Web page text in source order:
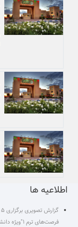
اطلاعیه ها
فرصت‌های ترم ۱″ویژه دانشجویان نوورود رشته های مختلف